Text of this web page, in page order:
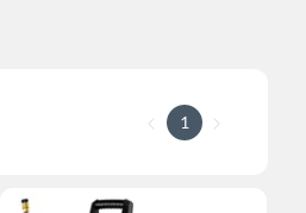
1